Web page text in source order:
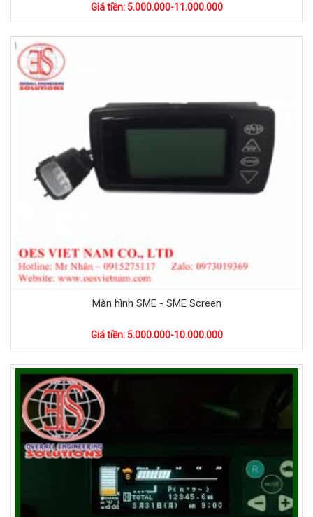
Giá tiền: 5.000.000-11.000.000
Màn hình SME - SME Screen
Giá tiền: 5.000.000-10.000.000